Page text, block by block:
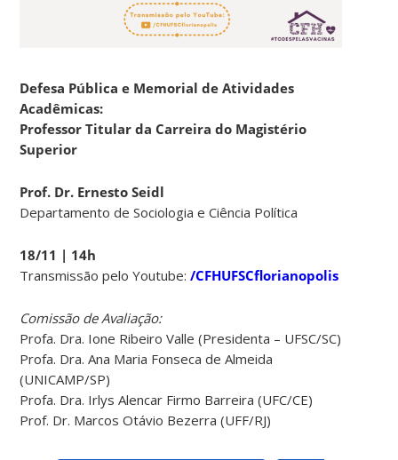
Defesa Pública e Memorial de Atividades
Acadêmicas:
Professor Titular da Carreira do Magistério
Superior
Prof. Dr. Ernesto Seidl
Departamento de Sociologia e Ciência Política
18/11 | 14h
Transmissão pelo Youtube:/CFHUFSCflorianopolis
Comissão de Avaliação:
Profa. Dra. Ione Ribeiro Valle (Presidenta – UFSC/SC)
Profa. Dra. Ana Maria Fonseca de Almeida
(UNICAMP/SP)
Profa. Dra. Irlys Alencar Firmo Barreira (UFC/CE)
Prof. Dr. Marcos Otávio Bezerra (UFF/RJ)